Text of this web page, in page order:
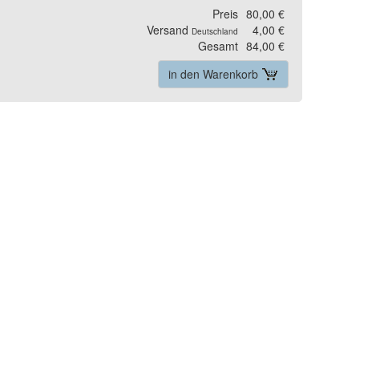
Preis 80,00 €
Versand Deutschland
4,00 €
Gesamt 84,00 €
in den Warenkorb